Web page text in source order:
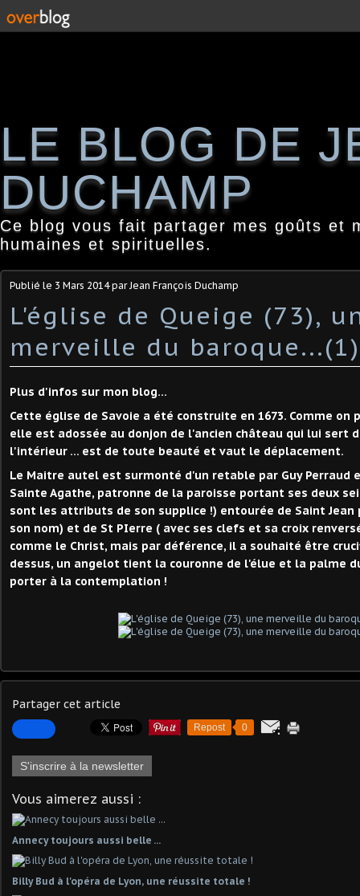
LE BLOG DE
DUCHAMP
Ce blog vous fait partager mes goûts et
humaines et spirituelles.
Publié le 3 Mars 2014par Jean François Duchamp
L'église de Queige (73),
merveille du baroque...(1)
Plus d'infos sur mon blog...
Cette église de Savoie a été construite en 1673. Comme on
elle est adossée au donjon de l'ancien château qui lui sert
l'intérieur ... est de toute beauté et vaut le déplacement.
Le Maitre autel est surmonté d'un retable par Guy Perraud
Sainte Agathe, patronne de la paroisse portant ses deux
sont les attributs de son supplice !) entourée de Saint
son nom) et de St PIerre ( avec ses clefs et sa croix
comme le Christ, mais par déférence, il a souhaité être
dessus, un angelot tient la couronne de l'élue et la palme
porter à la contemplation !
Partager cet article
Repost 0
S'inscrire à la newsletter
Vous aimerez aussi :
Annecy toujours aussi belle ...
Billy Bud à l'opéra de Lyon, une réussite totale !